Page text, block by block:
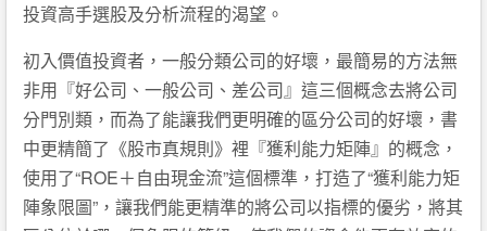
投資高手選股及分析流程的渴望。
初入價值投資者，一般分類公司的好壞，最簡易的方法無
非用『好公司、一般公司、差公司』這三個概念去將公司
分門別類，而為了能讓我們更明確的區分公司的好壞，書
中更精簡了《股市真規則》裡『獲利能力矩陣』的概念，
使用了“ROE＋自由現金流”這個標準，打造了“獲利能力矩
陣象限圖”，讓我們能更精準的將公司以指標的優劣，將其